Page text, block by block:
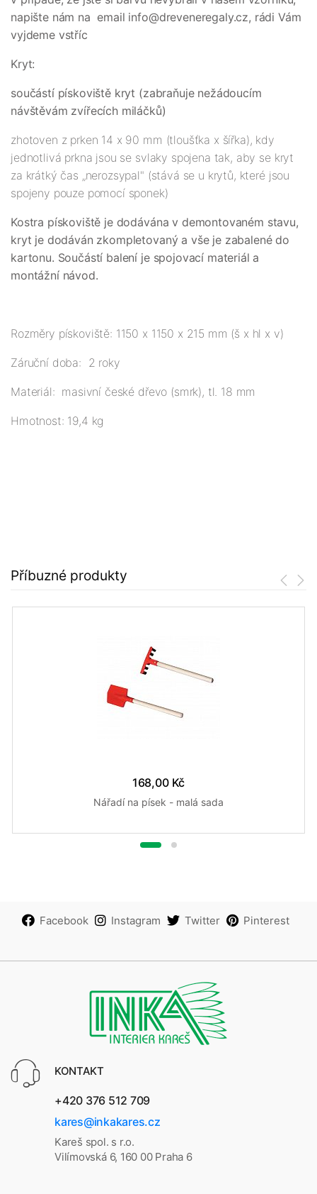
napište nám na email info@dreveneregaly.cz, rádi Vám
vyjdeme vstříc
Kryt:
součástí pískoviště kryt (zabraňuje nežádoucím
návštěvám zvířecích miláčků)
zhotoven z prken 14 x 90 mm (tloušťka x šířka), kdy
jednotlivá prkna jsou se svlaky spojena tak, aby se kryt
za krátký čas „nerozsypal" (stává se u krytů, které jsou
spojeny pouze pomocí sponek)
Kostra pískoviště je dodávána v demontovaném stavu,
kryt je dodáván zkompletovaný a vše je zabalené do
kartonu. Součástí balení je spojovací materiál a
montážní návod.
Rozměry pískoviště: 1150 x 1150 x 215 mm (š x hl x v)
Záruční doba: 2 roky
Materiál: masivní české dřevo (smrk), tl. 18 mm
Hmotnost: 19,4 kg
Příbuzné produkty
168,00 Kč
Nářadí na písek - malá sada
Facebook Instagram Twitter Pinterest
KONTAKT
+420 376 512 709
kares@inkakares.cz
Kareš spol. s r.o.
Vilímovská 6, 160 00 Praha 6